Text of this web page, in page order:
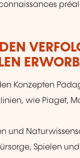
Konzepten
wie Piaget,
und
Spielen